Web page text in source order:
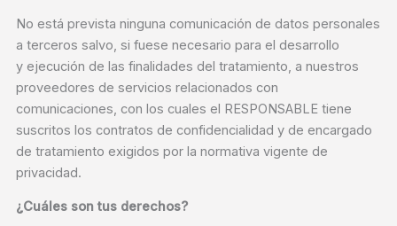
No está prevista ninguna comunicación de datos personales
a terceros salvo, si fuese necesario para el desarrollo
y ejecución de las finalidades del tratamiento, a nuestros
proveedores de servicios relacionados con
comunicaciones, con los cuales el RESPONSABLE tiene
suscritos los contratos de confidencialidad y de encargado
de tratamiento exigidos por la normativa vigente de
privacidad.
¿Cuáles son tus derechos?